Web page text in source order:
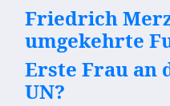
Friedrich
umgekehrte
Erste Frau an
UN?